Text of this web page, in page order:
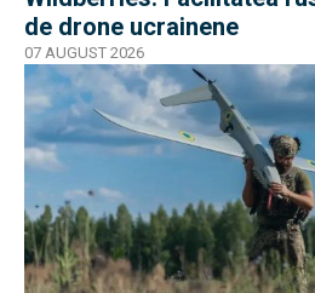
de drone ucrainene
07 AUGUST 2026